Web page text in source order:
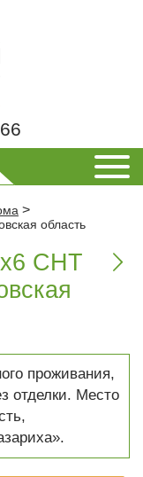
>
область
СНТ

проживания,
отделки. Место